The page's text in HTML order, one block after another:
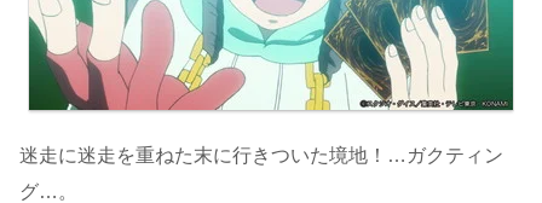
迷走に迷走を重ねた末に行きついた境地！…ガクティン
グ…。